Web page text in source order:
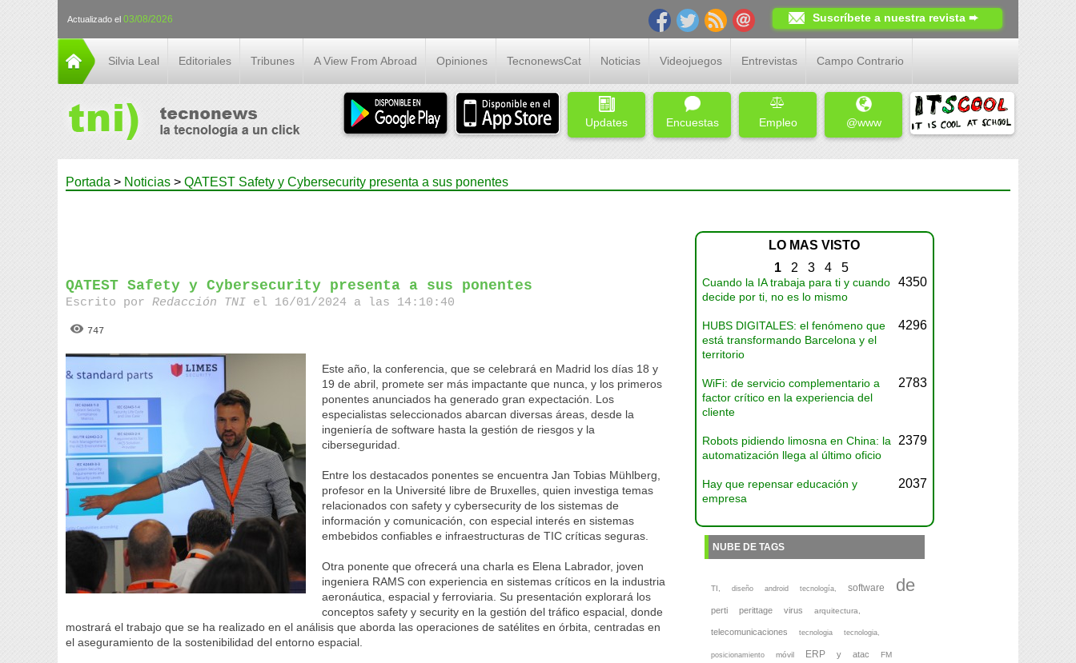
Actualizado el 03/08/2026 Suscríbete a nuestra revista ➨
Silvia Leal Editoriales Tribunes A View From Abroad Opiniones TecnonewsCat Noticias Videojuegos Entrevistas Campo Contrario
Updates Encuestas Empleo @www
Portada > Noticias > QATEST Safety y Cybersecurity presenta a sus ponentes
QATEST Safety y Cybersecurity presenta a sus ponentes
Escrito porRedacción TNI el 16/01/2024 a las 14:10:40
747
Este año, la conferencia, que se celebrará en Madrid los días 18 y
19 de abril, promete ser más impactante que nunca, y los primeros
ponentes anunciados ha generado gran expectación. Los
especialistas seleccionados abarcan diversas áreas, desde la
ingeniería de software hasta la gestión de riesgos y la
ciberseguridad.
Entre los destacados ponentes se encuentra Jan Tobias Mühlberg,
profesor en la Université libre de Bruxelles, quien investiga temas
relacionados con safety y cybersecurity de los sistemas de
información y comunicación, con especial interés en sistemas
embebidos confiables e infraestructuras de TIC críticas seguras.
Otra ponente que ofrecerá una charla es Elena Labrador, joven
ingeniera RAMS con experiencia en sistemas críticos en la industria
aeronáutica, espacial y ferroviaria. Su presentación explorará los
conceptos safety y security en la gestión del tráfico espacial, donde
mostrará el trabajo que se ha realizado en el análisis que aborda las operaciones de satélites en órbita, centradas en
el aseguramiento de la sostenibilidad del entorno espacial.
LO MAS VISTO
1 2 3 4 5
Cuando la IA trabaja para ti y cuando
decide por ti, no es lo mismo
4350
HUBS DIGITALES: el fenómeno que
está transformando Barcelona y el
territorio
4296
WiFi: de servicio complementario a
factor crítico en la experiencia del
cliente
2783
Robots pidiendo limosna en China: la
automatización llega al último oficio
2379
Hay que repensar educación y
empresa
2037
NUBE DE TAGS
TI, diseño android tecnología, software de
perti perittage virus arquitectura,
telecomunicaciones tecnologia tecnologia,
posicionamiento móvil ERP y atac FM